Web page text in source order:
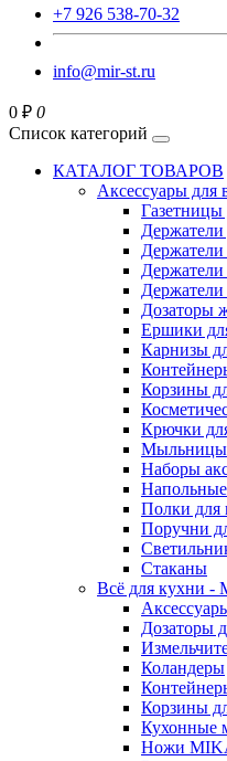
+7 926 538-70-32
info@mir-st.ru
0 ₽ 0
Список категорий
КАТАЛОГ ТОВАРОВ
Аксессуары для
Газетницы
Держатели
Держатели
Держатели
Держатели
Дозаторы
Ершики
Карнизы
Корзины
Крючки
Мыльницы
Наборы
Напольные
Полки для
Поручни
Стаканы
Всё для кухни -
Дозаторы
Коландеры
Корзины
Кухонные
Ножи